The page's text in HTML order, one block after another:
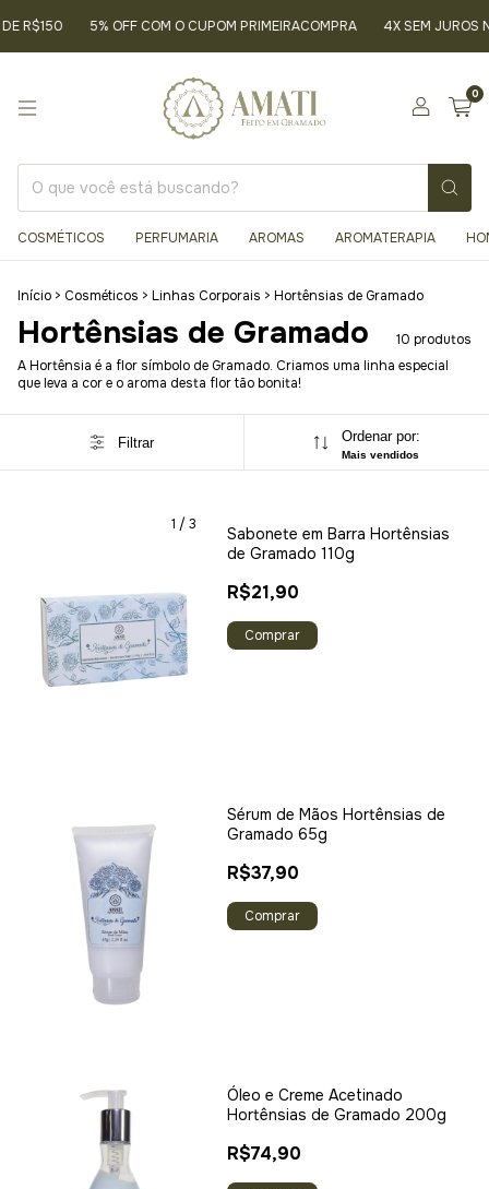
R$150 5% OFF COM O CUPOM PRIMEIRACOMPRA 4X SEM JUROS
0
COSMÉTICOS PERFUMARIA AROMAS AROMATERAPIA
Início > Cosméticos > Linhas Corporais > Hortênsias de Gramado
Hortênsias de Gramado
10 produtos
A Hortênsia é a flor símbolo de Gramado. Criamos uma linha especial
que leva a cor e o aroma desta flor tão bonita!
Filtrar Ordenar por:
Mais vendidos
1 / 3
Sabonete em Barra Hortênsias
de Gramado 110g
R$21,90
Sérum de Mãos Hortênsias de
Gramado 65g
R$37,90
Óleo e Creme Acetinado
Hortênsias de Gramado 200g
R$74,90